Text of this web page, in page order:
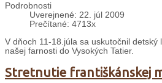
Podrobnosti
Uverejnené: 22. júl 2009
Prečítané: 4713x
V dňoch 11-18.júla sa uskutočnil
našej farnosti do Vysokých Tatier.
Stretnutie františkánskej